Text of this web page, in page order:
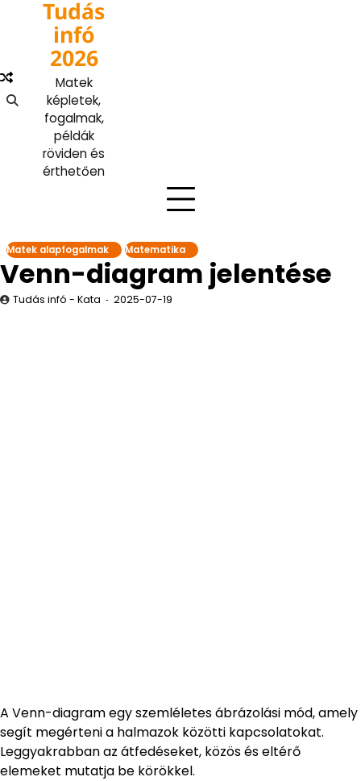
Tudás
infó
2026
Matek
képletek,
fogalmak,
példák
röviden és
érthetően
Matek alapfogalmak Matematika
Venn-diagram jelentése
Tudás infó - Kata 2025-07-19
A Venn-diagram egy szemléletes ábrázolási mód, amely
segít megérteni a halmazok közötti kapcsolatokat.
Leggyakrabban az átfedéseket, közös és eltérő
elemeket mutatja be körökkel.